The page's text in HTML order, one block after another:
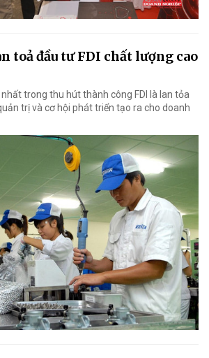
toả đầu tư FDI chất lượng cao
trong thu hút thành công FDI là lan tỏa
trị và cơ hội phát triển tạo ra cho doanh